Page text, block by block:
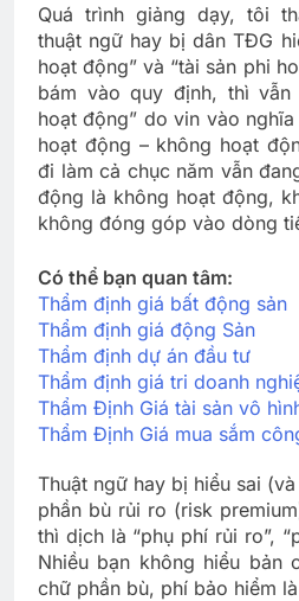
Quá trình giảng dạy, tôi
thuật ngữ hay bị dân TĐG
hoạt động” và “tài sản phi
bám vào quy định, thì vẫn
hoạt động” do vin vào
hoạt động – không hoạt
đi làm cả chục năm vẫn
động là không hoạt động,
không đóng góp vào dòng
Có thể bạn quan tâm:
Thẩm định giá bất động sản
Thẩm định giá động Sản
Thẩm định dự án đầu tư
Thẩm định giá tri doanh
Thẩm Định Giá tài sản vô
Thẩm Định Giá mua sắm
Thuật ngữ hay bị hiểu sai
phần bù rủi ro (risk
thì dịch là “phụ phí rủi ro”,
Nhiều bạn không hiểu bản
chữ phần bù, phí bảo hiểm